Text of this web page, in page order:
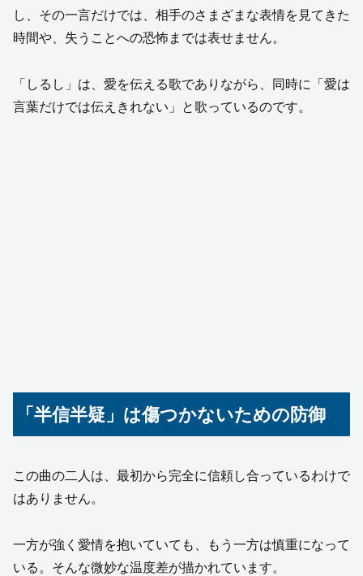
し、その一言だけでは、相手のさまざまな表情を見てきた
時間や、失うことへの恐怖までは表せません。
「しるし」は、愛を伝える歌でありながら、同時に「愛は
言葉だけでは伝えきれない」と歌っているのです。
「半信半疑」は傷つかないための防御
この曲の二人は、最初から完全に信頼し合っているわけで
はありません。
一方が強く愛情を抱いていても、もう一方は慎重になって
いる。そんな微妙な温度差が描かれています。